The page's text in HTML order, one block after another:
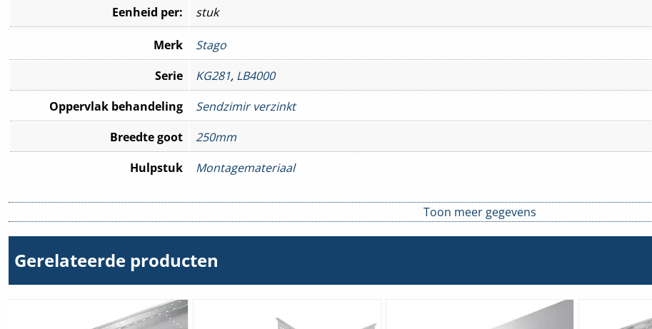
Eenheid per:
stuk
Merk
Stago
Serie
KG281, LB4000
Oppervlak behandeling
Sendzimir verzinkt
Breedte goot
250mm
Hulpstuk
Montagemateriaal
Toon meer gegevens
Gerelateerde producten